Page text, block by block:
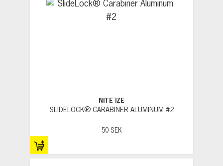
NITE IZE
SLIDELOCK® CARABINER ALUMINUM #2
50 SEK